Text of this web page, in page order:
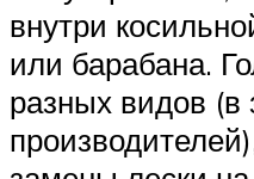
внутри
или барабана.
разных видов (в